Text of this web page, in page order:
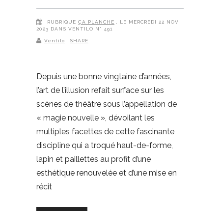
RUBRIQUE ÇA PLANCHE
, LE MERCREDI 22 NOV
2023 DANS VENTILO N° 491
Ventilo SHARE
Depuis une bonne vingtaine d’années,
l’art de l’illusion refait surface sur les
scènes de théâtre sous l’appellation de
« magie nouvelle », dévoilant les
multiples facettes de cette fascinante
discipline qui a troqué haut-de-forme,
lapin et paillettes au profit d’une
esthétique renouvelée et d’une mise en
récit